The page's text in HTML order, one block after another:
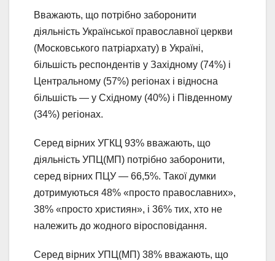
Вважають, що потрібно заборонити
діяльність Української православної церкви
(Московського патріархату) в Україні,
більшість респондентів у Західному (74%) і
Центральному (57%) регіонах і відносна
більшість — у Східному (40%) і Південному
(34%) регіонах.
Серед вірних УГКЦ 93% вважають, що
діяльність УПЦ(МП) потрібно заборонити,
серед вірних ПЦУ — 66,5%. Такої думки
дотримуються 48% «просто православних»,
38% «просто християн», і 36% тих, хто не
належить до жодного віросповідання.
Серед вірних УПЦ(МП) 38% вважають, що